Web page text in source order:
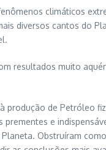
climáticos
diversos cantos do
resultados muito
produção de Petróleo
prementes e
Obstruíram